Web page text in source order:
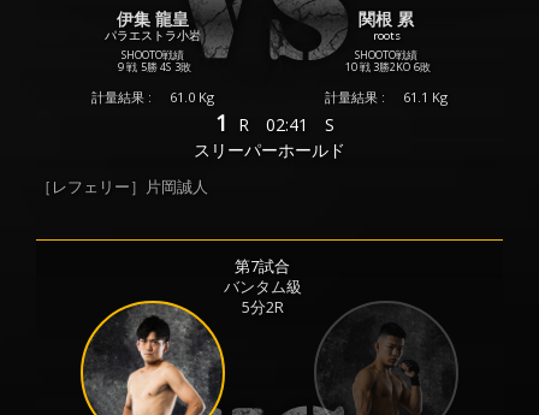
伊集 龍皇
パラエストラ小岩
SHOOTO戦績
9 戦 5勝 4S 3敗
計量結果 : 61.0 Kg
関根 累
roots
SHOOTO戦績
10 戦 3勝2KO 6敗
計量結果 : 61.1 Kg
1 R 02:41
S
スリーパーホールド
［レフェリー］片岡誠人
第7試合
バンタム級
5分2R